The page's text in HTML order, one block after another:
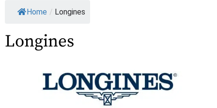
Home / Longines
Longines